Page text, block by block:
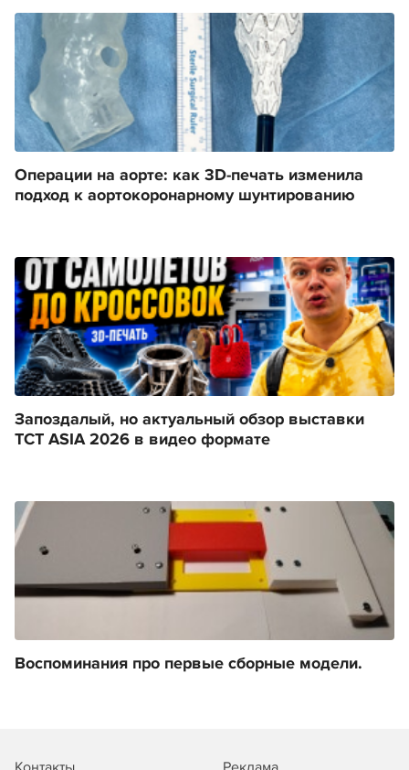
Операции на аорте: как 3D-печать изменила
подход к аортокоронарному шунтированию
Запоздалый, но актуальный обзор выставки
TCT ASIA 2026 в видео формате
Воспоминания про первые сборные модели.